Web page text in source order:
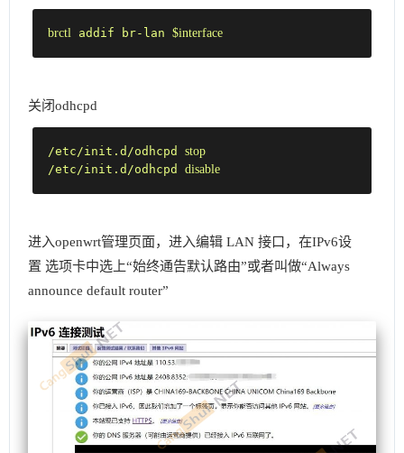
brctl addif br-lan $interface
关闭odhcpd
/etc/init.d/odhcpd stop
/etc/init.d/odhcpd disable
进入openwrt管理页面，进入编辑 LAN 接口，在IPv6设
置 选项卡中选上“始终通告默认路由”或者叫做“Always
announce default router”